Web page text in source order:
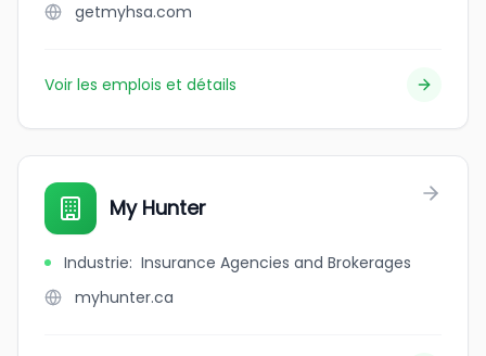
getmyhsa.com
Voir les emplois et détails
My Hunter
Industrie: Insurance Agencies and Brokerages
myhunter.ca